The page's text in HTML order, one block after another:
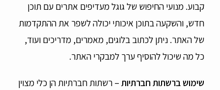
קבוע. מנועי החיפוש של גוגל מעדיפים אתרים עם תוכן
חדש, והשקעה בתוכן איכותי יכולה לשפר את ההתקדמות
של האתר. ניתן לכתוב בלוגים, מאמרים, מדריכים ועוד,
כל מה שיכול להוסיף ערך למבקרי האתר.
שימוש ברשתות חברתיות – רשתות חברתיות הן כלי מצוין